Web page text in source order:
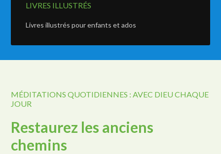
LIVRES ILLUSTRÉS
Livres illustrés pour enfants et ados
MÉDITATIONS QUOTIDIENNES : AVEC DIEU CHAQUE
JOUR
Restaurez les anciens
chemins